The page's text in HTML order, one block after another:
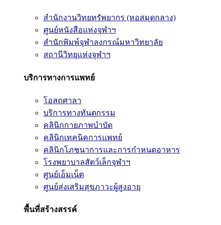
สำนักงานวิทยทรัพยากร (หอสมุดกลาง)
ศูนย์หนังสือแห่งจุฬาฯ
สำนักพิมพ์จุฬาลงกรณ์มหาวิทยาลัย
สถานีวิทยุแห่งจุฬาฯ
บริการทางการแพทย์
โอสถศาลา
บริการทางทันตกรรม
คลินิกกายภาพบำบัด
คลินิกเทคนิคการแพทย์
คลินิกโภชนาการและการกำหนดอาหาร
โรงพยาบาลสัตว์เล็กจุฬาฯ
ศูนย์เอ็มเน็ต
ศูนย์ส่งเสริมสุขภาวะผู้สูงอายุ
พื้นที่สร้างสรรค์